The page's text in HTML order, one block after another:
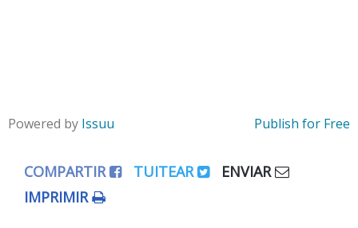
Powered by Issuu Publish for Free
COMPARTIR TUITEAR
ENVIAR
IMPRIMIR